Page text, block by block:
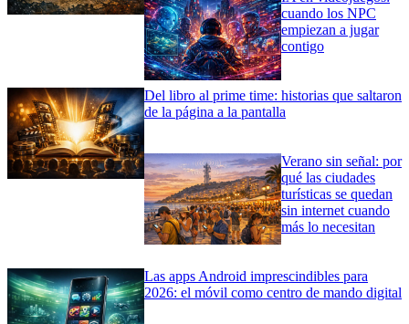
cuando los NPC
empiezan a jugar
contigo
Del libro al prime time: historias que saltaron
de la página a la pantalla
Verano sin señal: por
qué las ciudades
turísticas se quedan
sin internet cuando
más lo necesitan
Las apps Android imprescindibles para
2026: el móvil como centro de mando digital